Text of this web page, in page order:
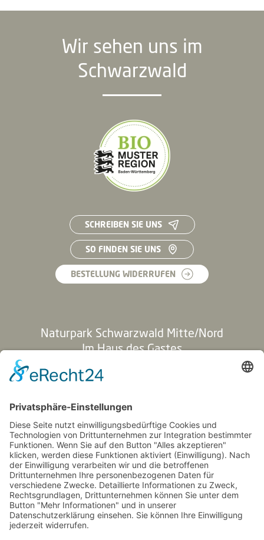
Wir sehen uns im
Schwarzwald
SCHREIBEN SIE UNS
SO FINDEN SIE UNS
BESTELLUNG WIDERRUFEN
Naturpark Schwarzwald Mitte/Nord
Im Haus des Gastes
77830 Bühlertal
+49 7223 957715-0
info@naturparkschwarzwald.de